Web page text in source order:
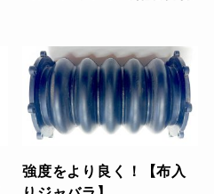
強度をより良く！【布入